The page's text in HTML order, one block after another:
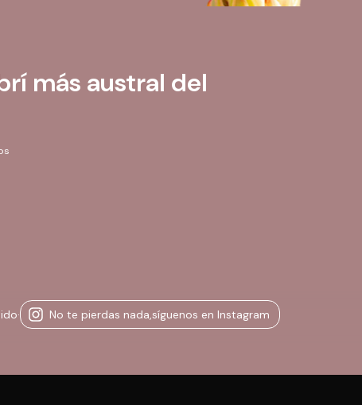
más austral del
· No te pierdas nada,síguenos en Instagram